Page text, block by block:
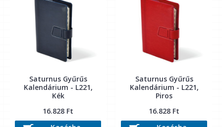
Saturnus Gyűrűs
Kalendárium - L221,
Kék
16.828 Ft
Saturnus Gyűrűs
Kalendárium - L221,
Piros
16.828 Ft